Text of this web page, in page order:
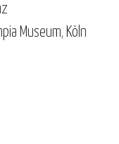
Museum, Köln